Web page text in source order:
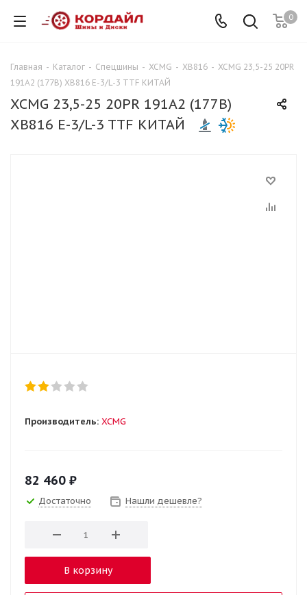
0
Главная - Каталог - Спецшины - XCMG - XB816 - XCMG 23,5-25 20PR
191A2 (177B) XB816 E-3/L-3 TTF КИТАЙ
XCMG 23,5-25 20PR 191A2 (177B)
XB816 E-3/L-3 TTF КИТАЙ
Производитель: XCMG
82 460 ₽
Достаточно Нашли дешевле?
В корзину